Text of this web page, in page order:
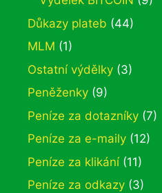
Důkazy plateb (44)
MLM (1)
Ostatní výdělky (3)
Peněženky (9)
Peníze za dotazníky (7)
Peníze za e-maily (12)
Peníze za klikání(11)
Peníze za odkazy (3)